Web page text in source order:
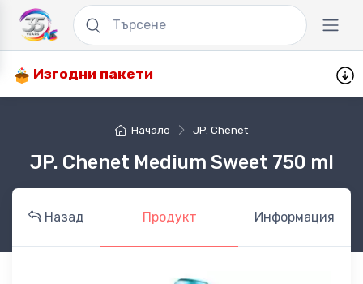
Изгодни пакети
Начало JP. Chenet
JP. Chenet Medium Sweet 750 ml
Назад Продукт Информация